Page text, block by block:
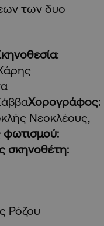
των δυο
:
Χορογράφος:
Νεοκλέους,
φωτισμού:
σκηνοθέτη:
Ρόζου